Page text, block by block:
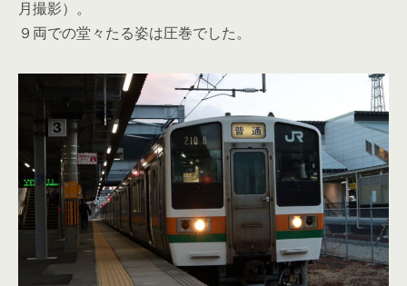
月撮影）。
９両での堂々たる姿は圧巻でした。